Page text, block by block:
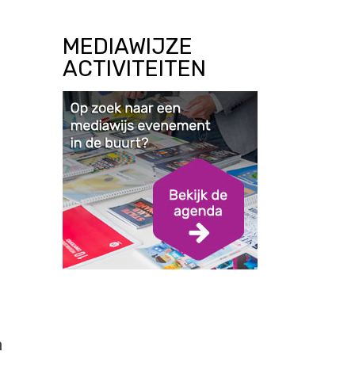
MEDIAWIJZE
ACTIVITEITEN